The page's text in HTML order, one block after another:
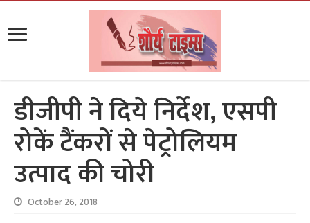
डीजीपी ने दिये निर्देश, एसपी
रोकें टैंकरों से पेट्रोलियम
उत्पाद की चोरी
October 26, 2018